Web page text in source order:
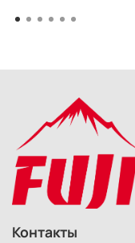
Контакты